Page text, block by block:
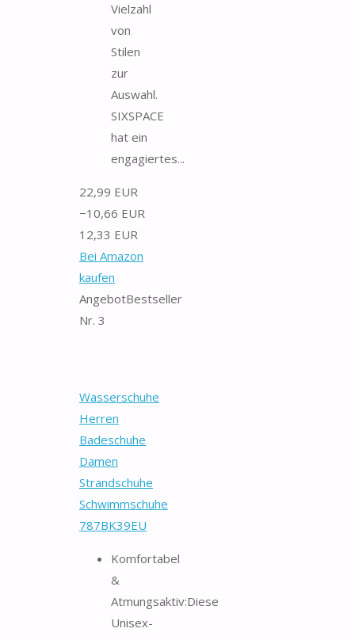
Vielzahl
von
Stilen
zur
Auswahl.
SIXSPACE
hat ein
engagiertes...
22,99 EUR
−10,66 EUR
12,33 EUR
Bei Amazon
kaufen
AngebotBestseller
Nr. 3
Wasserschuhe
Herren
Badeschuhe
Damen
Strandschuhe
Schwimmschuhe
787BK39EU
Komfortabel
&
Atmungsaktiv:Diese
Unisex-